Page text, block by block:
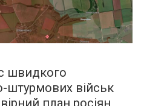
швидкого
штурмових військ
план росіян